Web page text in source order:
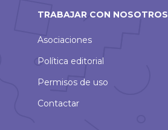
TRABAJAR CON NOSOTROS
Asociaciones
Política editorial
Permisos de uso
Contactar